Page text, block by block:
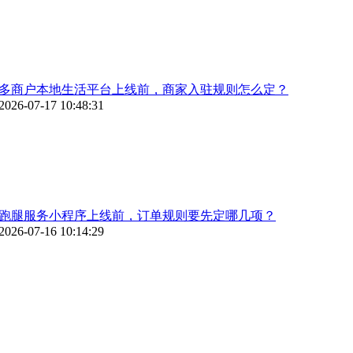
商户本地生活平台上线前，商家入驻规则怎么定？
07-17 10:48:31
腿服务小程序上线前，订单规则要先定哪几项？
07-16 10:14:29